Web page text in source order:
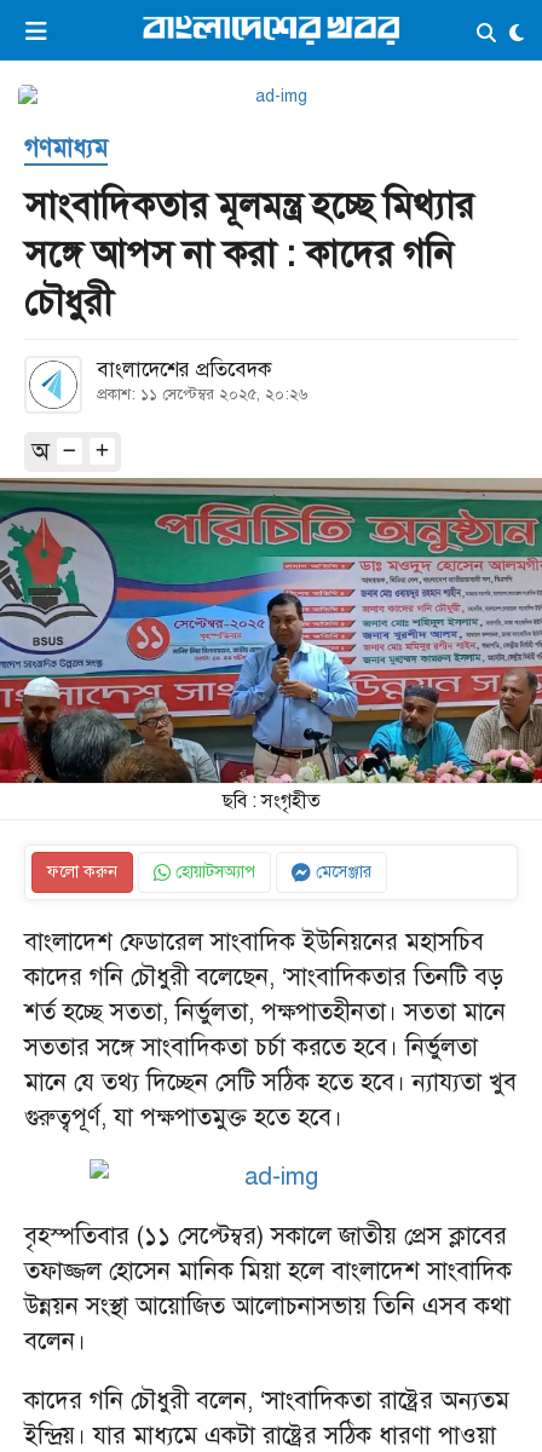
ভিডিও ই-পেপার লগইন ×
প্রচ্ছদ
সর্বশেষ
সব বিভাগ
আর্কাইভ
কনভার্টার
গণমাধ্যম
সাংবাদিকতার মূলমন্ত্র হচ্ছে মিথ্যার
সঙ্গে আপস না করা : কাদের গনি
চৌধুরী
বাংলাদেশের প্রতিবেদক
প্রকাশ: ১১ সেপ্টেম্বর ২০২৫, ২০:২৬
অ
ছবি : সংগৃহীত
ফলো করুন হোয়াটসঅ্যাপ মেসেঞ্জার
বাংলাদেশ ফেডারেল সাংবাদিক ইউনিয়নের মহাসচিব
কাদের গনি চৌধুরী বলেছেন, ‘সাংবাদিকতার তিনটি বড়
শর্ত হচ্ছে সততা, নির্ভুলতা, পক্ষপাতহীনতা। সততা মানে
সততার সঙ্গে সাংবাদিকতা চর্চা করতে হবে। নির্ভুলতা
মানে যে তথ্য দিচ্ছেন সেটি সঠিক হতে হবে। ন্যায্যতা খুব
গুরুত্বপূর্ণ, যা পক্ষপাতমুক্ত হতে হবে।
বৃহস্পতিবার (১১ সেপ্টেম্বর) সকালে জাতীয় প্রেস ক্লাবের
তফাজ্জল হোসেন মানিক মিয়া হলে বাংলাদেশ সাংবাদিক
উন্নয়ন সংস্থা আয়োজিত আলোচনাসভায় তিনি এসব কথা
বলেন।
কাদের গনি চৌধুরী বলেন, ‘সাংবাদিকতা রাষ্ট্রের অন্যতম
ইন্দ্রিয়। যার মাধ্যমে একটা রাষ্ট্রের সঠিক ধারণা পাওয়া